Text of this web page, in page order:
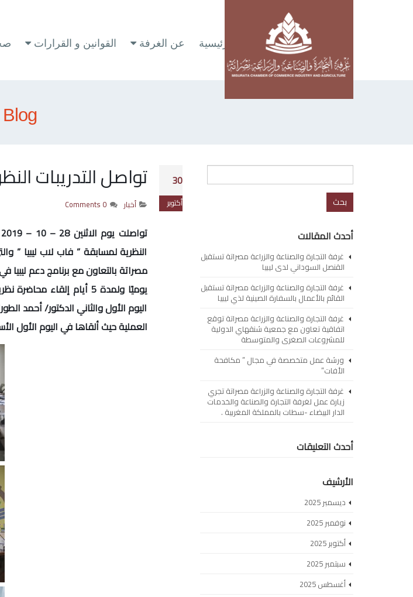
الرئيسية عن الغرفة القوانين و القرارات
Blog
30
أكتوبر
تواصل التدريبات
أخبار 0 Comments
النظرية لمسابقة ” فاب لاب ليبيا ”
يوميًا ولمدة 5 أيام
اليوم الأول والثاني الدكتور/ أحمد
العملية حيث ألقاها في اليوم الأول
البحث
عن:
أحدث المقالات
غرفة التجارة والصناعة والزراعة مصراتة تستقبل
القنصل السوداني لدى ليبيا
غرفة التجارة والصناعة والزراعة مصراتة تستقبل
القائم بالأعمال بالسفارة الصينية لذي ليبيا
غرفة التجارة والصناعة والزراعة مصراتة توقع
اتفاقية تعاون مع جمعية شنقهاي الدولية
للمشروعات الصغرى والمتوسطة
ورشة عمل متخصصة في مجال ” مكافحة
الأفات”
غرفة التجارة والصناعة والزراعة مصراتة تجري
زيارة عمل لغرفة التجارة والصناعة والخدمات
الدار البيضاء -سطات بالمملكة المغربية .
أحدث التعليقات
الأرشيف
ديسمبر 2025
نوفمبر 2025
أكتوبر 2025
سبتمبر 2025
أغسطس 2025